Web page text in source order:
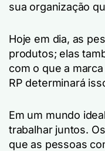
sua organização
Hoje em dia, as
produtos; elas
com o que a
RP determinará
Em um mundo
trabalhar juntos.
que as pessoas